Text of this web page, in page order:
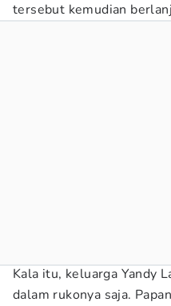
tersebut kemudian
Kala itu, keluarga Yandy
dalam rukonya saja.